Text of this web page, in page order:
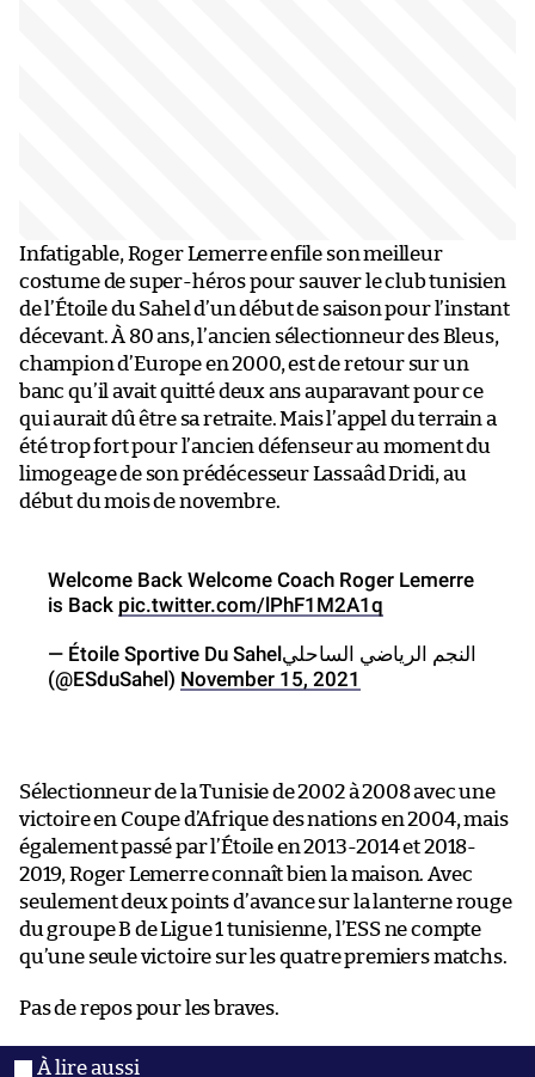
Infatigable, Roger Lemerre enfile son meilleur
costume de super-héros pour sauver le club tunisien
de l’Étoile du Sahel d’un début de saison pour l’instant
décevant. À 80 ans, l’ancien sélectionneur des Bleus,
champion d’Europe en 2000, est de retour sur un
banc qu’il avait quitté deux ans auparavant pour ce
qui aurait dû être sa retraite. Mais l’appel du terrain a
été trop fort pour l’ancien défenseur au moment du
limogeage de son prédécesseur Lassaâd Dridi, au
début du mois de novembre.
Welcome Back Welcome Coach Roger Lemerre
is Back pic.twitter.com/lPhF1M2A1q
— Étoile Sportive Du Sahelالنجم الرياضي الساحلي
(@ESduSahel) November 15, 2021
Sélectionneur de la Tunisie de 2002 à 2008 avec une
victoire en Coupe d’Afrique des nations en 2004, mais
également passé par l’Étoile en 2013-2014 et 2018-
2019, Roger Lemerre connaît bien la maison. Avec
seulement deux points d’avance sur la lanterne rouge
du groupe B de Ligue 1 tunisienne, l’ESS ne compte
qu’une seule victoire sur les quatre premiers matchs.
Pas de repos pour les braves.